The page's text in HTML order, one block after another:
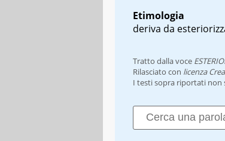
Etimologia
deriva da
Tratto dalla voce
Rilasciato con licenza
I testi sopra riportati non